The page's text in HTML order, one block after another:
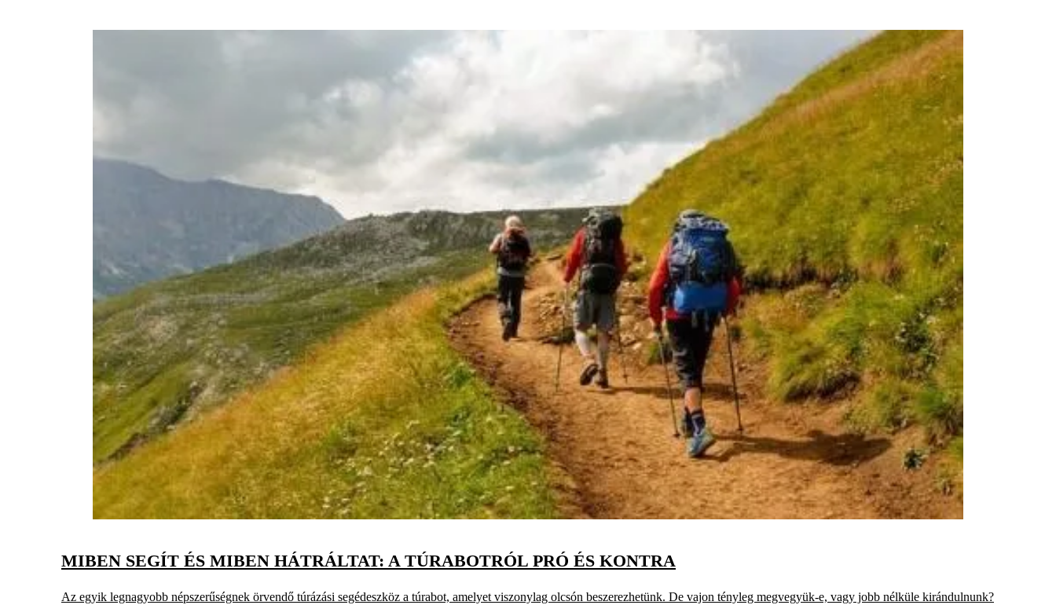
MIBEN SEGÍT ÉS MIBEN HÁTRÁLTAT: A TÚRABOTRÓL PRÓ ÉS KONTRA
Az egyik legnagyobb népszerűségnek örvendő túrázási segédeszköz a túrabot, amelyet viszonylag olcsón beszerezhetünk. De vajon tényleg megvegyük-e, vagy jobb nélküle kirándulnunk?